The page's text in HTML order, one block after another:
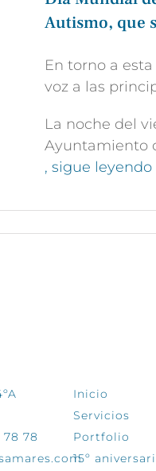
Autismo, que
En torno a
voz a las
La noche del
Ayuntamiento
, sigue leyendo
78 78
Inicio
Servicios
Portfolio
15º